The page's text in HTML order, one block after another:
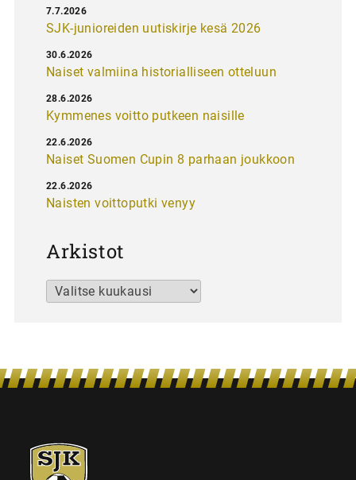
SJK-junioreiden uutiskirje kesä 2026
7.7.2026
Naiset valmiina historialliseen otteluun
30.6.2026
Kymmenes voitto putkeen naisille
28.6.2026
Naiset Suomen Cupin 8 parhaan joukkoon
22.6.2026
Naisten voittoputki venyy
22.6.2026
Arkistot
Arkistot
SJK-
juniorit